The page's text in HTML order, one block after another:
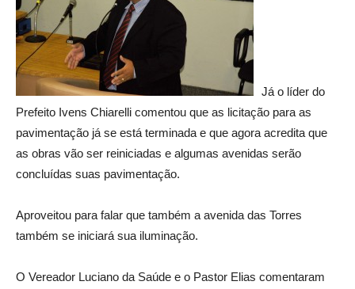
Já o líder do
Prefeito Ivens Chiarelli comentou que as licitação para as
pavimentação já se está terminada e que agora acredita que
as obras vão ser reiniciadas e algumas avenidas serão
concluídas suas pavimentação.
Aproveitou para falar que também a avenida das Torres
também se iniciará sua iluminação.
O Vereador Luciano da Saúde e o Pastor Elias comentaram